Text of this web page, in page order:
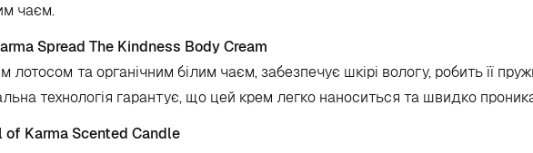
чаєм.
Spread The Kindness Body Cream
та органічним білим чаєм, забезпечує шкірі вологу, робить її
технологія гарантує, що цей крем легко наноситься та швидко
of Karma Scented Candle